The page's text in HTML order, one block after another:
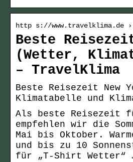
http s://www.travelklima.de ›
Beste
(Wetter,
– TravelKlima
Beste Reisezeit New
Klimatabelle und
Als beste Reisezeit
empfehlen wir die
Mai bis Oktober.
und bis zu 10
für „T-Shirt Wetter“